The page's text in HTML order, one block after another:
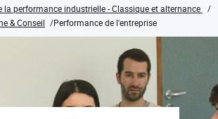
la performance industrielle - Classique et alternance
& Conseil
Performance de l'entreprise